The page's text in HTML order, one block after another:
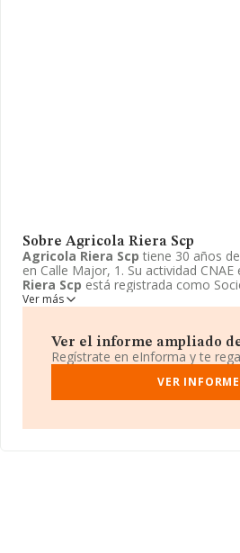
Sobre Agricola Riera Scp
Agricola Riera Scp tiene 30 años
en Calle Major, 1. Su actividad
Riera Scp está registrada como
Ver más
Ver el informe ampliado
Regístrate en eInforma y te
VER